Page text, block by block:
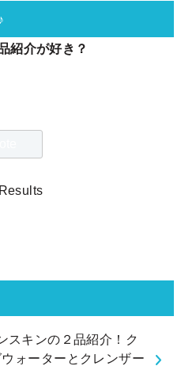
紹介が好き？
スキンの２品紹介！ク
ォーターとクレンザー